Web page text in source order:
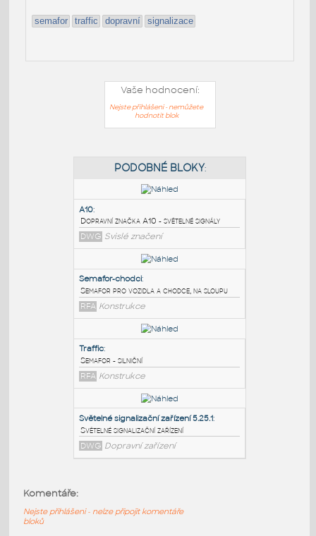
semafor traffic dopravní signalizace
Vaše hodnocení:
Nejste přihlášeni - nemůžete
hodnotit blok
PODOBNÉ BLOKY:
A10:
Dopravní značka A10 - světelné signály
DWG
Semafor-chodci:
Semafor pro vozidla a chodce, na sloupu
RFA Konstrukce
RFA Konstrukce
Komentáře:
Nejste přihlášeni - nelze připojit komentáře
bloků